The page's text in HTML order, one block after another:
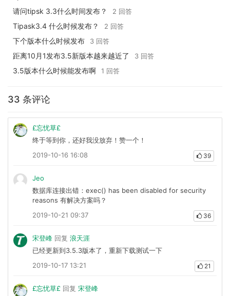
请问tipsk 3.3什么时间发布？ 2 回答
Tipask3.4 什么时候发布？ 2 回答
下个版本什么时候发布 3 回答
距离10月1发布3.5新版本越来越近了 3 回答
3.5版本什么时候能发布啊 1 回答
33 条评论
£忘忧草£
终于等到你，还好我没放弃！赞一个！
2019-10-16 16:08
39
Jeo
数据库连接出错：exec() has been disabled for security
reasons 有解决方案吗？
2019-10-21 09:37
36
宋登峰 回复 浪天涯
已经更新到3.5.3版本了，重新下载测试一下
2019-10-17 13:21
21
£忘忧草£ 回复 宋登峰